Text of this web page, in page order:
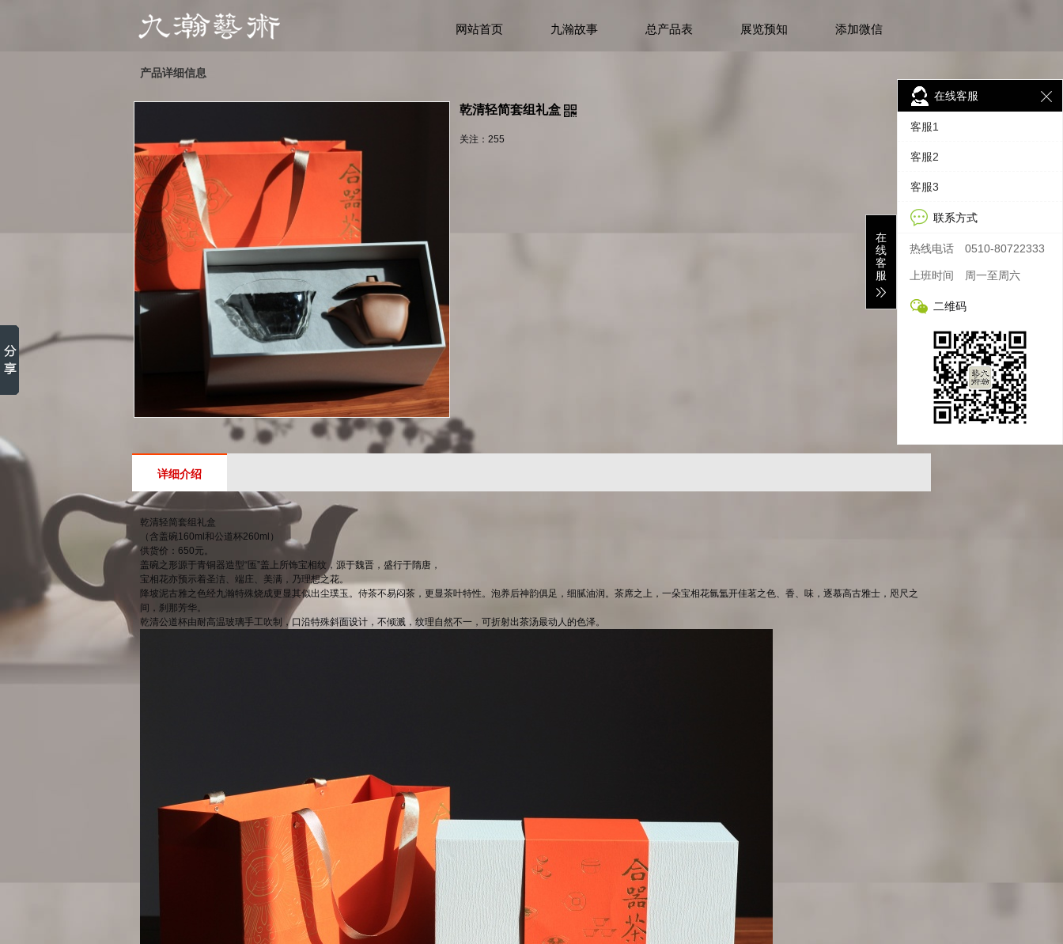
网站首页 九瀚故事 总产品表 展览预知 添加微信
产品详细信息
乾清轻简套组礼盒
关注： 255
详细介绍
乾清轻简套组礼盒
（含盖碗160ml和公道杯260ml）
供货价：650元。
盖碗之形源于青铜器造型“匜”盖上所饰宝相纹，源于魏晋，盛行于隋唐，
宝相花亦预示着圣洁、端庄、美满，乃理想之花。
降坡泥古雅之色经九瀚特殊烧成更显其似出尘璞玉。侍茶不易闷茶，更显茶叶特性。泡养后神韵俱足，细腻油润。茶席之上，一朵宝相花氤氲开佳茗之色、香、味，逐慕高古雅士，咫尺之
间，刹那芳华。
乾清公道杯由耐高温玻璃手工吹制，口沿特殊斜面设计，不倾溅，纹理自然不一，可折射出茶汤最动人的色泽。
在线客服
客服1
客服2
客服3
联系方式
热线电话 0510-80722333
上班时间 周一至周六
二维码
在
线
客
服